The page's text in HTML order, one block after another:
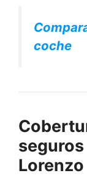
coche